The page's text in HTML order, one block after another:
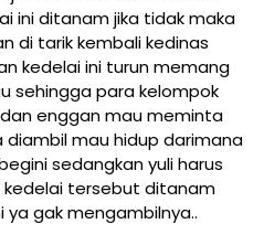
ini ditanam jika tidak maka
di tarik kembali kedinas
kedelai ini turun memang
sehingga para kelompok
enggan mau meminta
diambil mau hidup darimana
sedangkan yuli harus
tersebut ditanam
ya gak mengambilnya..